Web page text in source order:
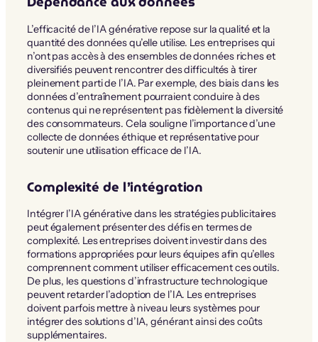
L’efficacité de l’IA générative repose sur la qualité et la
quantité des données qu’elle utilise. Les entreprises qui
n’ont pas accès à des ensembles de données riches et
diversifiés peuvent rencontrer des difficultés à tirer
pleinement parti de l’IA. Par exemple, des biais dans les
données d’entraînement pourraient conduire à des
contenus qui ne représentent pas fidèlement la diversité
des consommateurs. Cela souligne l’importance d’une
collecte de données éthique et représentative pour
soutenir une utilisation efficace de l’IA.
Complexité de l’intégration
Intégrer l’IA générative dans les stratégies publicitaires
peut également présenter des défis en termes de
complexité. Les entreprises doivent investir dans des
formations appropriées pour leurs équipes afin qu’elles
comprennent comment utiliser efficacement ces outils.
De plus, les questions d’infrastructure technologique
peuvent retarder l’adoption de l’IA. Les entreprises
doivent parfois mettre à niveau leurs systèmes pour
intégrer des solutions d’IA, générant ainsi des coûts
supplémentaires.